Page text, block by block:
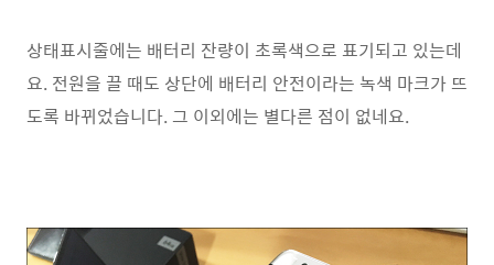
상태표시줄에는 배터리 잔량이 초록색으로 표기되고 있는데
요. 전원을 끌 때도 상단에 배터리 안전이라는 녹색 마크가 뜨
도록 바뀌었습니다. 그 이외에는 별다른 점이 없네요.